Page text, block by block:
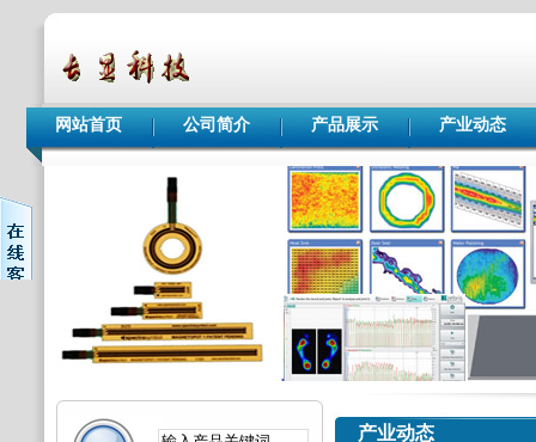
网站首页 公司简介 产品展示 产业动态
产业动态